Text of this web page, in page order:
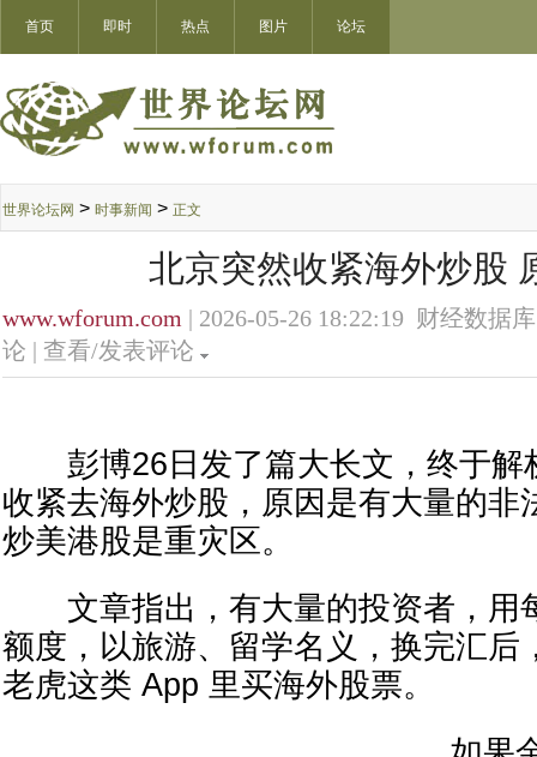
首页 即时 热点 图片 论坛
世界论坛网 > 时事新闻 > 正文
北京突然收紧海外炒股
www.wforum.com | 2026-05-26 18:22:19 财经数据
论 | 查看/发表评论
彭博26日发了篇大长文，终于解
收紧去海外炒股，原因是有大量的非
炒美港股是重灾区。
文章指出，有大量的投资者，用
额度，以旅游、留学名义，换完汇后
老虎这类 App 里买海外股票。